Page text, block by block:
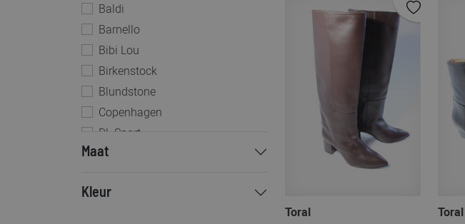
Baldi
Barnello
Bibi Lou
Birkenstock
Blundstone
Copenhagen
DL Sport
Dubarry
Everybody
Maat
Kleur
Toral Toral